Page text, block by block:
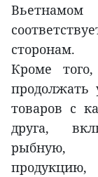
сторонам.
Кроме
продолжать
товаров с
друга,
рыбную,